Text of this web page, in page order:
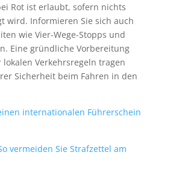
Rot ist erlaubt, sofern nichts
wird. Informieren Sie sich auch
wie Vier-Wege-Stopps und
Eine gründliche Vorbereitung
Verkehrsregeln tragen
Sicherheit beim Fahren in den
internationalen Führerschein
vermeiden Sie Strafzettel am